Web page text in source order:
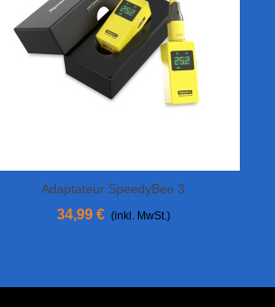
In Den Warenkorb
Adaptateur SpeedyBee 3
34,99 € (inkl. MwSt.)